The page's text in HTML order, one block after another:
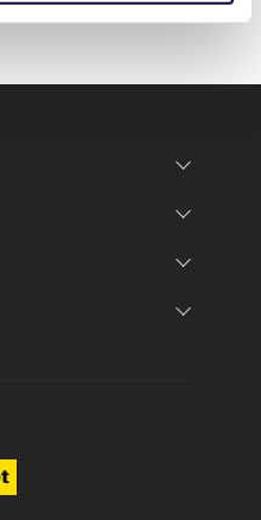
z innymi danymi
Józefówulica: